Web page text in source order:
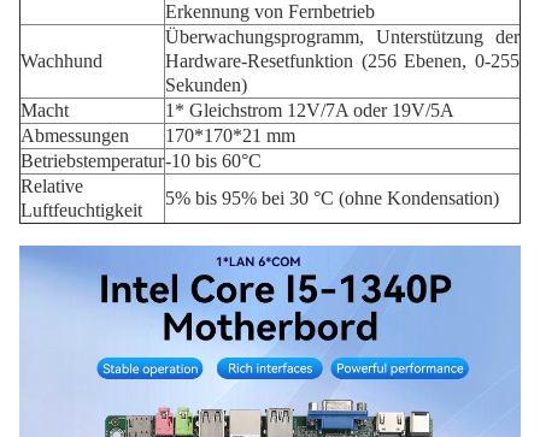
Erkennung von Fernbetrieb
Wachhund
Überwachungsprogramm, Unterstützung der
Hardware-Resetfunktion (256 Ebenen, 0-255
Sekunden)
Macht
1* Gleichstrom 12V/7A oder 19V/5A
Abmessungen
170*170*21 mm
Betriebstemperatur-10 bis 60°C
Relative
Luftfeuchtigkeit
5% bis 95% bei 30 °C (ohne Kondensation)